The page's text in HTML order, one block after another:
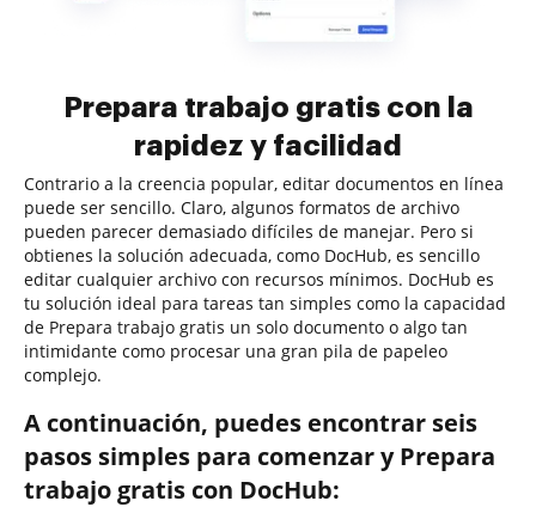
Prepara trabajo gratis con la
rapidez y facilidad
Contrario a la creencia popular, editar documentos en línea
puede ser sencillo. Claro, algunos formatos de archivo
pueden parecer demasiado difíciles de manejar. Pero si
obtienes la solución adecuada, como DocHub, es sencillo
editar cualquier archivo con recursos mínimos. DocHub es
tu solución ideal para tareas tan simples como la capacidad
de Prepara trabajo gratis un solo documento o algo tan
intimidante como procesar una gran pila de papeleo
complejo.
A continuación, puedes encontrar seis
pasos simples para comenzar y Prepara
trabajo gratis con DocHub: